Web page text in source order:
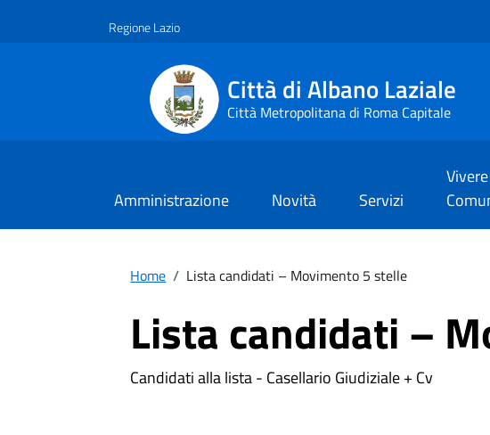
Regione Lazio
Città di Albano Laziale
Città Metropolitana di Roma Capitale
Amministrazione Novità Servizi
Home / Lista candidati – Movimento 5 stelle
Lista candidati –
Candidati alla lista - Casellario Giudiziale + Cv